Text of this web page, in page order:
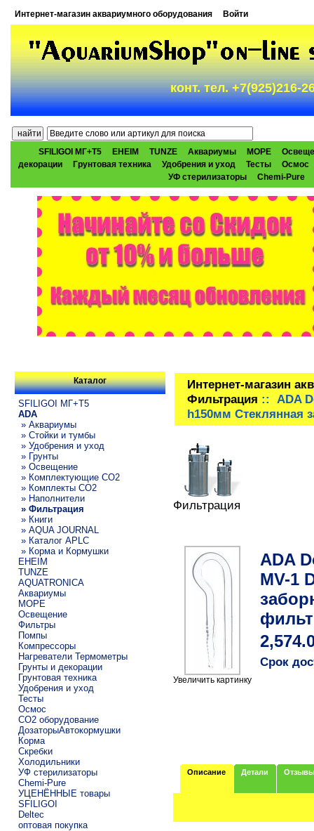
Интернет-магазин аквариумного оборудования Войти
конт. тел. +7(925)216-
SFILIGOI МГ+Т5 EHEIM TUNZE Аквариумы МОРЕ
декорации
Грунтовая техника Удобрения и уход Тесты
Осмос
УФ стерилизаторы
Chemi-Pure
Каталог
SFILIGOI МГ+Т5
ADA
» Аквариумы
» Стойки и тумбы
» Удобрения и уход
» Грунты
» Освещение
» Комплектующие СО2
» Комплекты CO2
» Наполнители
» Фильтрация
» Книги
» AQUA JOURNAL
» Каталог APLC
» Корма и Кормушки
EHEIM
TUNZE
AQUATRONICA
Аквариумы
МОРЕ
Освещение
Фильтры
Помпы
Компрессоры
Нагреватели Термометры
Грунты и декорации
Грунтовая техника
Удобрения и уход
Тесты
Осмос
CO2 оборудование
ДозаторыАвтокормушки
Корма
Скребки
Холодильники
УФ стерилизаторы
Chemi-Pure
УЦЕНЁННЫЕ товары
SFILIGOI
Deltec
оптовая покупка
Интернет-магазин
Фильтрация :: ADA
h150мм Стеклянная
Фильтрация
Увеличить картинку
ADA
MV-1
Срок
Описание Детали Отзывы